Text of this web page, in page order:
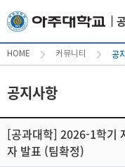
HOME 커뮤니티 공
공지사항
[공과대학] 2026-1학기
자 발표 (팀확정)